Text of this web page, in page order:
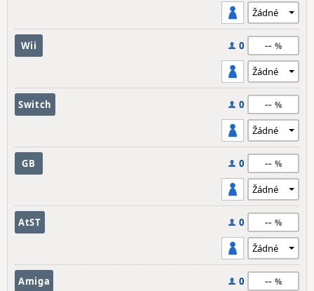
Wii 0 --
Switch 0 --
GB 0 --
AtST 0 --
Amiga 0 --